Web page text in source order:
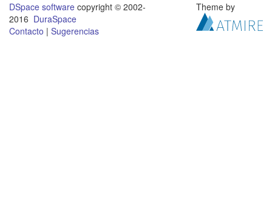
DSpace software copyright © 2002-
2016 DuraSpace
Contacto | Sugerencias
Theme by